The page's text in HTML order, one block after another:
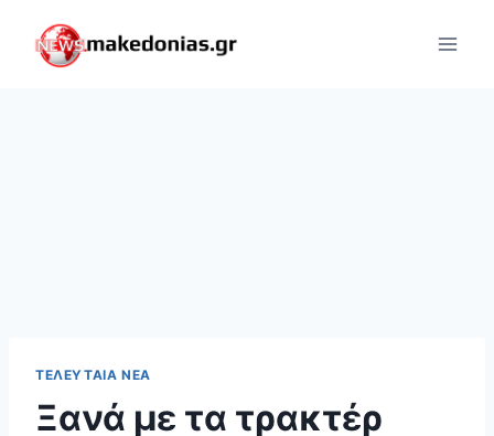
content
ΤΕΛΕΥΤΑΊΑ ΝΈΑ
Ξανά με τα τρακτέρ